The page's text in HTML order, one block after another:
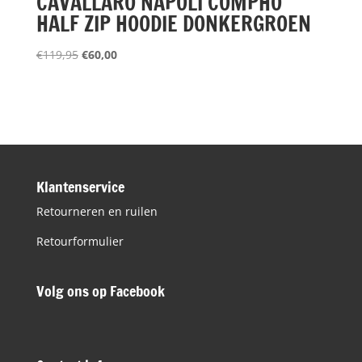
HALF ZIP HOODIE DONKERGROEN
€119,95 Oorspronkelijke
€60,00Huidige
Klantenservice
Retourneren en ruilen
Retourformulier
Volg ons op Facebook